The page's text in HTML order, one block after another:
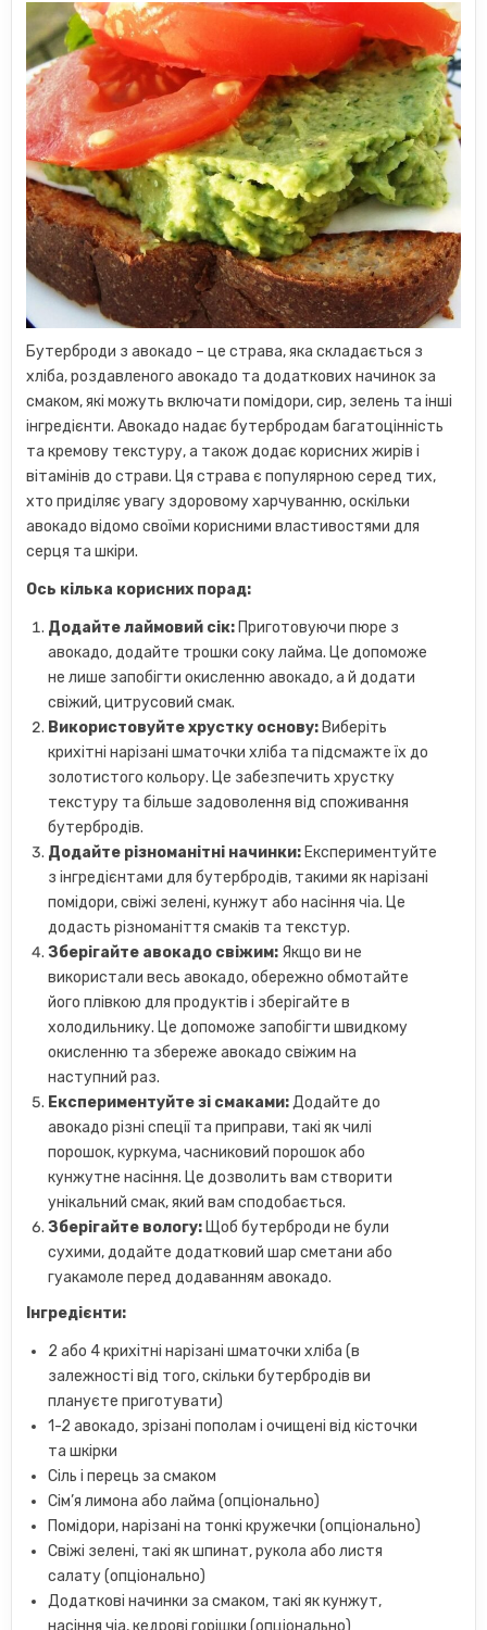
Бутерброди з авокадо – це страва, яка складається з
хліба, роздавленого авокадо та додаткових начинок за
смаком, які можуть включати помідори, сир, зелень та інші
інгредієнти. Авокадо надає бутербродам багатоцінність
та кремову текстуру, а також додає корисних жирів і
вітамінів до страви. Ця страва є популярною серед тих,
хто приділяє увагу здоровому харчуванню, оскільки
авокадо відомо своїми корисними властивостями для
серця та шкіри.
Ось кілька корисних порад:
Додайте лаймовий сік: Приготовуючи пюре з
авокадо, додайте трошки соку лайма. Це допоможе
не лише запобігти окисленню авокадо, а й додати
свіжий, цитрусовий смак.
Використовуйте хрустку основу: Виберіть
крихітні нарізані шматочки хліба та підсмажте їх до
золотистого кольору. Це забезпечить хрустку
текстуру та більше задоволення від споживання
бутербродів.
Додайте різноманітні начинки: Експериментуйте
з інгредієнтами для бутербродів, такими як нарізані
помідори, свіжі зелені, кунжут або насіння чіа. Це
додасть різноманіття смаків та текстур.
Зберігайте авокадо свіжим: Якщо ви не
використали весь авокадо, обережно обмотайте
його плівкою для продуктів і зберігайте в
холодильнику. Це допоможе запобігти швидкому
окисленню та збереже авокадо свіжим на
наступний раз.
Експериментуйте зі смаками:Додайте до
авокадо різні спеції та приправи, такі як чилі
порошок, куркума, часниковий порошок або
кунжутне насіння. Це дозволить вам створити
унікальний смак, який вам сподобається.
Зберігайте вологу: Щоб бутерброди не були
сухими, додайте додатковий шар сметани або
гуакамоле перед додаванням авокадо.
Інгредієнти:
2 або 4 крихітні нарізані шматочки хліба (в
залежності від того, скільки бутербродів ви
плануєте приготувати)
1-2 авокадо, зрізані пополам і очищені від кісточки
та шкірки
Сіль і перець за смаком
Сім’я лимона або лайма (опціонально)
Помідори, нарізані на тонкі кружечки (опціонально)
Свіжі зелені, такі як шпинат, рукола або листя
салату (опціонально)
Додаткові начинки за смаком, такі як кунжут,
насіння чіа, кедрові горішки (опціонально)